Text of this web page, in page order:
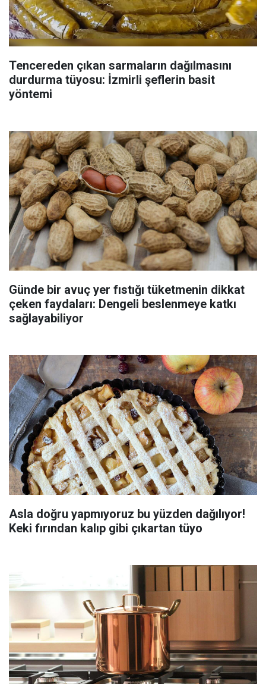
Tencereden çıkan sarmaların dağılmasını
durdurma tüyosu: İzmirli şeflerin basit
yöntemi
Günde bir avuç yer fıstığı tüketmenin dikkat
çeken faydaları: Dengeli beslenmeye katkı
sağlayabiliyor
Asla doğru yapmıyoruz bu yüzden dağılıyor!
Keki fırından kalıp gibi çıkartan tüyo